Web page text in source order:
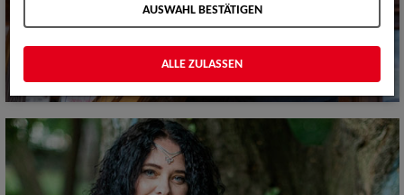
AUSWAHL BESTÄTIGEN
ALLE ZULASSEN